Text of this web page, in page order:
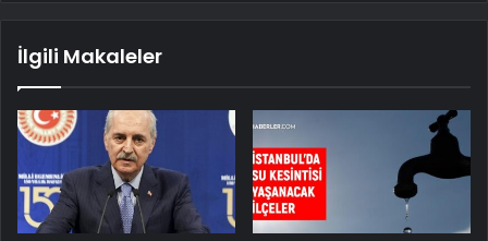
İlgili Makaleler